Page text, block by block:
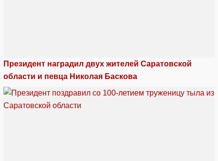
Президент наградил двух жителей Саратовской
области и певца Николая Баскова